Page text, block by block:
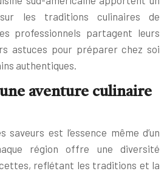
les traditions culinaires de
professionnels partagent leurs
astuces pour préparer chez soi
authentiques.
aventure culinaire
saveurs est l’essence même d’un
région offre une diversité
reflétant les traditions et la